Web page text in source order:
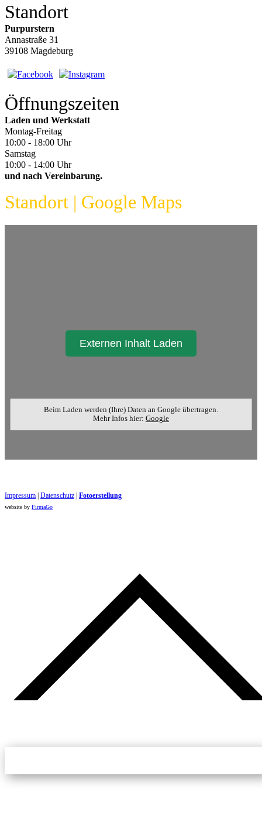
Standort
Purpurstern
Annastraße 31
39108 Magdeburg
Öffnungszeiten
Laden und Werkstatt
Montag-Freitag
10:00 - 18:00 Uhr
Samstag
10:00 - 14:00 Uhr
und nach Vereinbarung.
Standort | Google Maps
Externen Inhalt Laden
Beim Laden werden (Ihre) Daten an Google übertragen.
Mehr Infos hier: Google
Impressum | Datenschutz | Foto​erstellung
website by FirmaGo